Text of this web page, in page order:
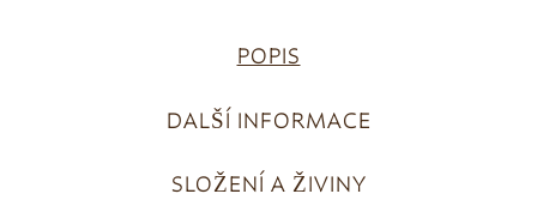
POPIS
DALŠÍ INFORMACE
SLOŽENÍ A ŽIVINY